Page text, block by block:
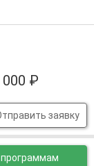
000 ₽
заявку